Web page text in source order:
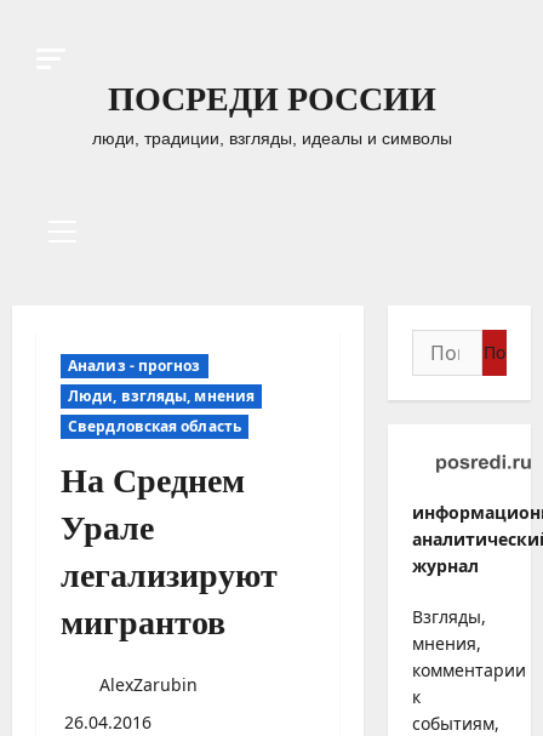
ПОСРЕДИ РОССИИ
люди, традиции, взгляды, идеалы и символы
Анализ - прогноз
Люди, взгляды, мнения
Свердловская область
На Среднем
Урале
легализируют
мигрантов
AlexZarubin
26.04.2016
Найти:
журнал
Взгляды,
мнения,
комментарии
к
событиям,